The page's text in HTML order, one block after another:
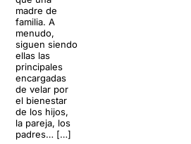
madre de
familia. A
menudo,
siguen siendo
ellas las
principales
encargadas
de velar por
el bienestar
de los hijos,
la pareja, los
padres… […]